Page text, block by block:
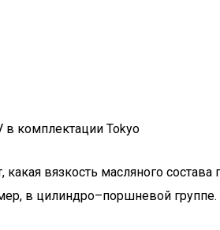
в комплектации Tokyo
вязкость масляного
в цилиндро–поршневой